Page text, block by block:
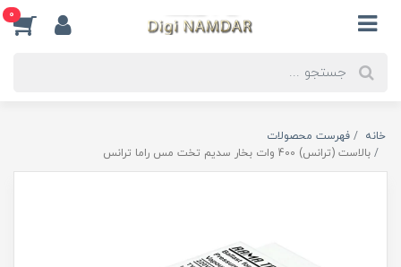
0
خانه
فهرست محصولات
بالاست (ترانس) 400 وات بخار سدیم تخت مس راما ترانس